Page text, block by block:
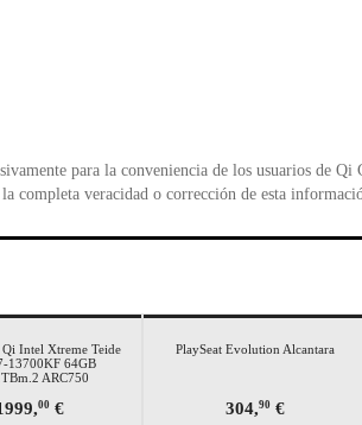
para la conveniencia de los usuarios de
completa veracidad o corrección de esta
Intel Xtreme Teide
13700KF 64GB
ARC750
00 €
PlaySeat Evolution Alcantara
304,90 €